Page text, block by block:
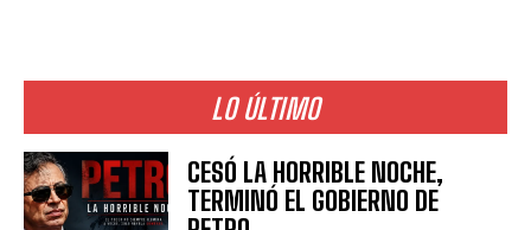
LO ÚLTIMO
CESÓ LA HORRIBLE NOCHE,
TERMINÓ EL GOBIERNO DE